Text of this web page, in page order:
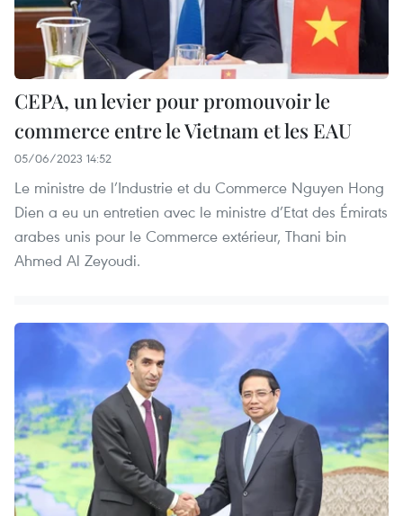
CEPA, un levier pour promouvoir le
commerce entre le Vietnam et les EAU
05/06/2023 14:52
Le ministre de l’Industrie et du Commerce Nguyen Hong
Dien a eu un entretien avec le ministre d’Etat des Émirats
arabes unis pour le Commerce extérieur, Thani bin
Ahmed Al Zeyoudi.